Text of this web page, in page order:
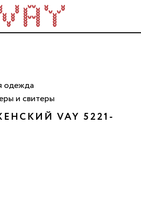
семьи. Сделано в России. Опт
от 5 000 рублей.
одежда
и свитеры
VAY 5221-